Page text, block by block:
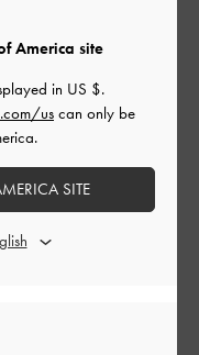
も手持ちでも持てる
の場面でも持てるので
2026-05-07
America site
in US $.
uscan only be
SITE